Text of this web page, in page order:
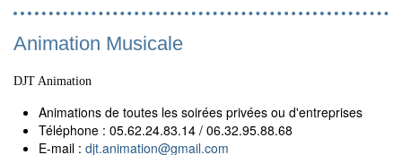
Animation Musicale
DJT Animation
Animations de toutes les soirées privées ou d'entreprises
Téléphone : 05.62.24.83.14 / 06.32.95.88.68
E-mail : djt.animation@gmail.com